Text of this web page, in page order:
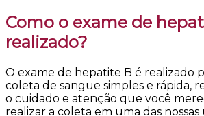
Como o exame de
realizado?
O exame de hepatite B é realizado
coleta de sangue simples e rápida,
o cuidado e atenção que você
realizar a coleta em uma das nossas